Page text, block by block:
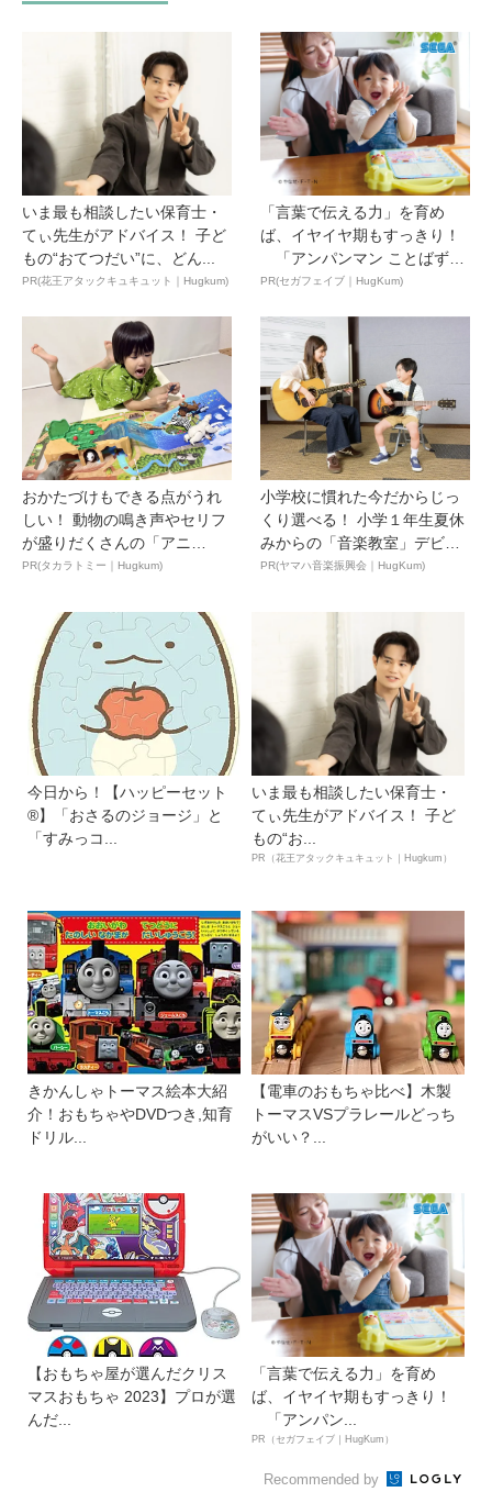
いま最も相談したい保育士・
てぃ先生がアドバイス！ 子ど
もの“おてつだい”に、どん...
PR(花王アタックキュキュット｜Hugkum)
「言葉で伝える力」を育め
ば、イヤイヤ期もすっきり！
「アンパンマン ことばずか
ん...
PR(セガフェイブ｜HugKum)
おかたづけもできる点がうれ
しい！ 動物の鳴き声やセリフ
が盛りだくさんの「アニ
ア ...
PR(タカラトミー｜Hugkum)
小学校に慣れた今だからじっ
くり選べる！ 小学１年生夏休
みからの「音楽教室」デビ
ュ...
PR(ヤマハ音楽振興会｜HugKum)
今日から！【ハッピーセット
®】「おさるのジョージ」と
「すみっコ...
いま最も相談したい保育士・
てぃ先生がアドバイス！ 子ど
もの“お...
PR（花王アタックキュキュット｜Hugkum）
きかんしゃトーマス絵本大紹
介！おもちゃやDVDつき,知育
ドリル...
【電車のおもちゃ比べ】木製
トーマスVSプラレールどっち
がいい？...
【おもちゃ屋が選んだクリス
マスおもちゃ 2023】プロが選
んだ...
「言葉で伝える力」を育め
ば、イヤイヤ期もすっきり！
「アンパン...
PR（セガフェイブ｜HugKum）
Recommended by